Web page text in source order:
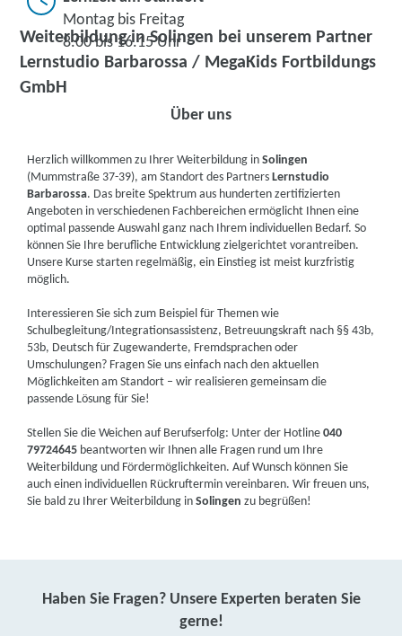
Weiterbildung in Solingen bei unserem Partner
Lernstudio Barbarossa / MegaKids Fortbildungs
GmbH
Montag bis Freitag
8.00 bis 16.15 Uhr
Über uns
Herzlich willkommen zu Ihrer Weiterbildung inSolingen
(Mummstraße 37-39), am Standort des PartnersLernstudio
Barbarossa. Das breite Spektrum aus hunderten zertifizierten
Angeboten in verschiedenen Fachbereichen ermöglicht Ihnen eine
optimal passende Auswahl ganz nach Ihrem individuellen Bedarf. So
können Sie Ihre berufliche Entwicklung zielgerichtet vorantreiben.
Unsere Kurse starten regelmäßig, ein Einstieg ist meist kurzfristig
möglich.
Interessieren Sie sich zum Beispiel für Themen wie
Schulbegleitung/Integrationsassistenz, Betreuungskraft nach §§ 43b,
53b, Deutsch für Zugewanderte, Fremdsprachen oder
Umschulungen? Fragen Sie uns einfach nach den aktuellen
Möglichkeiten am Standort – wir realisieren gemeinsam die
passende Lösung für Sie!
Stellen Sie die Weichen auf Berufserfolg: Unter der Hotline040
79724645 beantworten wir Ihnen alle Fragen rund um Ihre
Weiterbildung und Fördermöglichkeiten. Auf Wunsch können Sie
auch einen individuellen Rückruftermin vereinbaren. Wir freuen uns,
Sie bald zu Ihrer Weiterbildung inSolingen zu begrüßen!
Haben Sie Fragen? Unsere Experten beraten Sie
gerne!